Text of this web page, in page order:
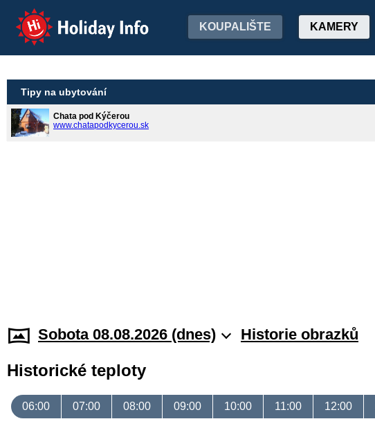
Holiday Info KOUPALIŠTE KAMERY
Tipy na ubytování
Chata pod Kýčerou
www.chatapodkycerou.sk
Sobota 08.08.2026 (dnes) Historie obrazků
Historické teploty
06:00 07:00 08:00 09:00 10:00 11:00 12:00